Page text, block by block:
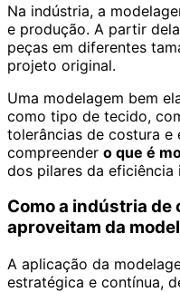
Na indústria, a
e produção. A partir
peças em diferentes
projeto original.
Uma modelagem bem
como tipo de tecido,
tolerâncias de costura e
compreender o que é
dos pilares da
Como a indústria de
aproveitam da
A aplicação da
estratégica e contínua,